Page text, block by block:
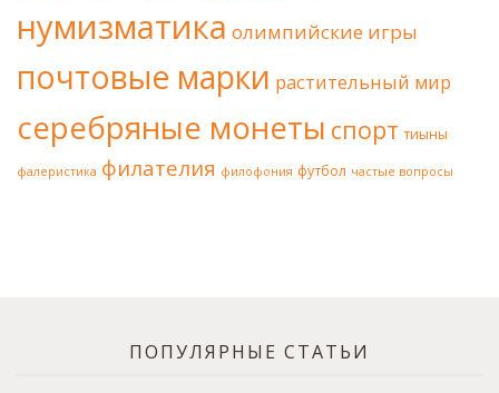
нумизматика олимпийские игры
почтовые марки растительный мир
серебряные монеты спорт тиыны
фалеристика филателия филофония футбол частые вопросы
ПОПУЛЯРНЫЕ СТАТЬИ